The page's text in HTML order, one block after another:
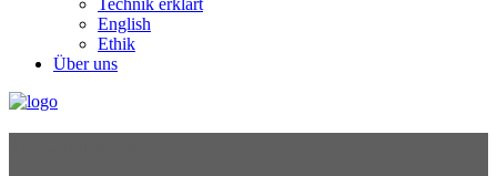
Technik erklärt
English
Ethik
Über uns